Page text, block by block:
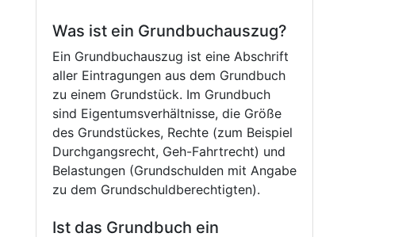
Was ist ein Grundbuchauszug?
Ein Grundbuchauszug ist eine Abschrift
aller Eintragungen aus dem Grundbuch
zu einem Grundstück. Im Grundbuch
sind Eigentumsverhältnisse, die Größe
des Grundstückes, Rechte (zum Beispiel
Durchgangsrecht, Geh-Fahrtrecht) und
Belastungen (Grundschulden mit Angabe
zu dem Grundschuldberechtigten).
Ist das Grundbuch ein